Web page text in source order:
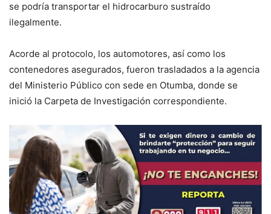
se podría transportar el hidrocarburo sustraído
ilegalmente.
Acorde al protocolo, los automotores, así como los
contenedores asegurados, fueron trasladados a la agencia
del Ministerio Público con sede en Otumba, donde se
inició la Carpeta de Investigación correspondiente.